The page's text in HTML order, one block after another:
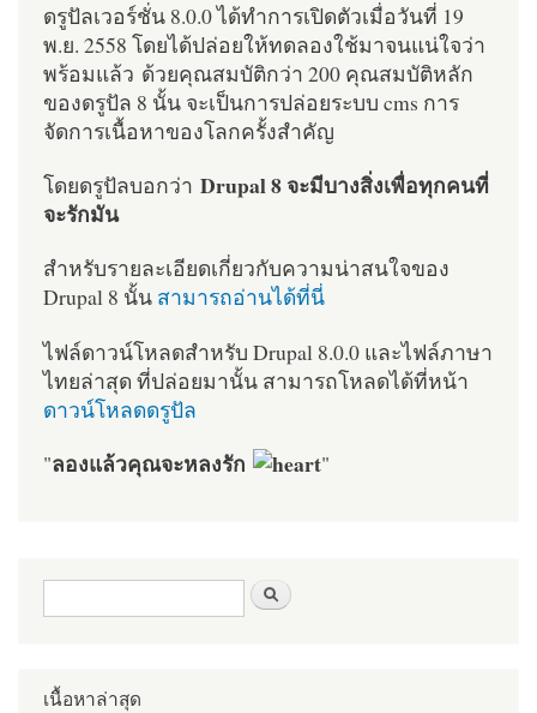
ดรูปัลเวอร์ชั่น 8.0.0 ได้ทำการเปิดตัวเมื่อวันที่ 19
พ.ย. 2558 โดยได้ปล่อยให้ทดลองใช้มาจนแน่ใจว่า
พร้อมแล้ว ด้วยคุณสมบัติกว่า 200 คุณสมบัติหลัก
ของดรูปัล 8 นั้น จะเป็นการปล่อยระบบ cms การ
จัดการเนื้อหาของโลกครั้งสำคัญ
โดยดรูปัลบอกว่า Drupal 8 จะมีบางสิ่งเพื่อทุกคนที่
จะรักมัน
สำหรับรายละเอียดเกี่ยวกับความน่าสนใจของ
Drupal 8 นั้น สามารถอ่านได้ที่นี่
ไฟล์ดาวน์โหลดสำหรับ Drupal 8.0.0 และไฟล์ภาษา
ไทยล่าสุด ที่ปล่อยมานั้น สามารถโหลดได้ที่หน้า
ดาวน์โหลดดรูปัล
"ลองแล้วคุณจะหลงรัก "
ฟอร์มค้นหา
เนื้อหาล่าสุด